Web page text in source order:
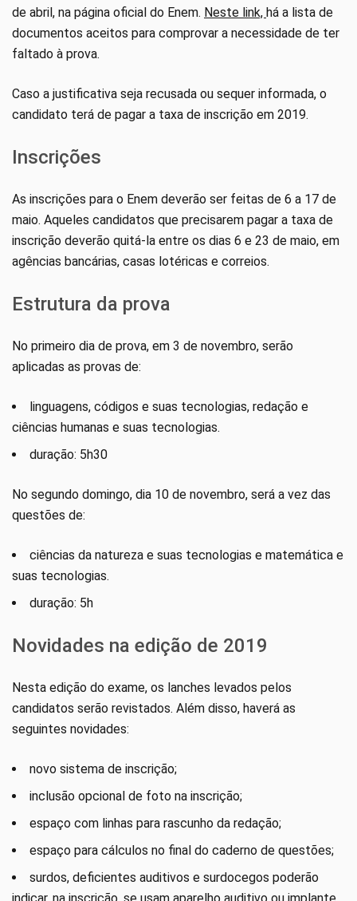
de abril, na página oficial do Enem. Neste link, há a lista de
documentos aceitos para comprovar a necessidade de ter
faltado à prova.
Caso a justificativa seja recusada ou sequer informada, o
candidato terá de pagar a taxa de inscrição em 2019.
Inscrições
As inscrições para o Enem deverão ser feitas de 6 a 17 de
maio. Aqueles candidatos que precisarem pagar a taxa de
inscrição deverão quitá-la entre os dias 6 e 23 de maio, em
agências bancárias, casas lotéricas e correios.
Estrutura da prova
No primeiro dia de prova, em 3 de novembro, serão
aplicadas as provas de:
linguagens, códigos e suas tecnologias, redação e
ciências humanas e suas tecnologias.
duração: 5h30
No segundo domingo, dia 10 de novembro, será a vez das
questões de:
ciências da natureza e suas tecnologias e matemática e
suas tecnologias.
duração: 5h
Novidades na edição de 2019
Nesta edição do exame, os lanches levados pelos
candidatos serão revistados. Além disso, haverá as
seguintes novidades:
novo sistema de inscrição;
inclusão opcional de foto na inscrição;
espaço com linhas para rascunho da redação;
espaço para cálculos no final do caderno de questões;
surdos, deficientes auditivos e surdocegos poderão
indicar, na inscrição, se usam aparelho auditivo ou implante